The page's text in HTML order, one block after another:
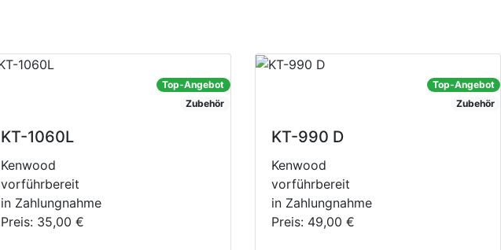
Top-Angebot
Zubehör
KT-1060L
Kenwood
vorführbereit
in Zahlungnahme
Preis: 35,00 €
Top-Angebot
Zubehör
KT-990 D
Kenwood
vorführbereit
in Zahlungnahme
Preis: 49,00 €